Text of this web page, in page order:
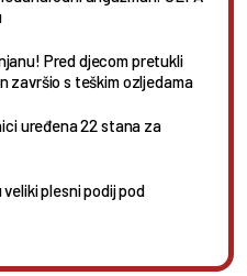
Pred djecom pretukli
završio s teškim ozljedama
uređena 22 stana za
plesni podij pod